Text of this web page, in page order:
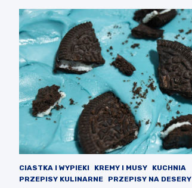
CIASTKA I WYPIEKI KREMY I MUSY
KUCHNIA
PRZEPISY KULINARNE
PRZEPISY NA DESERY